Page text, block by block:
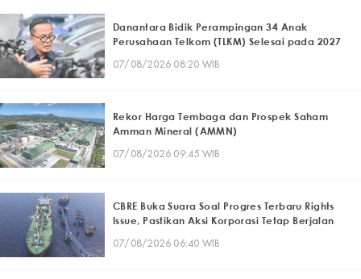
Danantara Bidik Perampingan 34 Anak
Perusahaan Telkom (TLKM) Selesai pada 2027
07/08/2026 08:20 WIB
Rekor Harga Tembaga dan Prospek Saham
Amman Mineral (AMMN)
07/08/2026 09:45 WIB
CBRE Buka Suara Soal Progres Terbaru Rights
Issue, Pastikan Aksi Korporasi Tetap Berjalan
07/08/2026 06:40 WIB